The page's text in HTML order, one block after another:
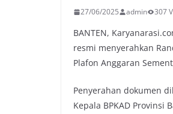
27/06/2025 admin 307
BANTEN,
resmi menyerahkan
Plafon Anggaran
Penyerahan dokumen
Kepala BPKAD Provinsi